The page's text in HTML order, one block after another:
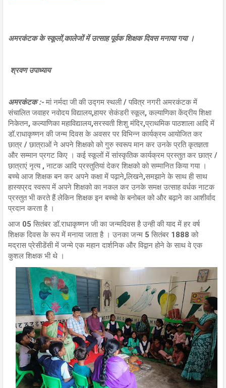
अमरकंटक के स्कूलों,कालेजों में उत्साह पूर्वक शिक्षक दिवस मनाया गया ।
श्रवण उपाध्याय
अमरकंटक :- मां नर्मदा जी की उद्गम स्थली / पवित्र नगरी अमरकंटक में
संचालित जवाहर नवोदय विद्यालय,हायर सेकंडरी स्कूल, कल्याणिका केंद्रीय शिक्षा
निकेतन, कल्याणिका महाविद्यालय,सरस्वती शिशु मंदिर,प्राथमिक पाठशाला आदि में
डॉ.राधाकृष्णन की जन्म दिवस के अवसर पर विभिन्न कार्यक्रम आयोजित कर
छात्र / छात्राओं ने अपने शिक्षको को गुरु स्वरूप मान कर उनके प्रति कृतज्ञता
और सम्मान प्रगट किए । कई स्कूलों में सांस्कृतिक कार्यक्रम प्रस्तुत कर छात्र /
छात्राएं नृत्य , नाटक आदि प्रस्तुतियां देकर शिक्षको को सम्मानित किया गया ।
बच्चे आज शिक्षक बन कर अपने कक्षा में पढ़ाने,लिखने,समझाने के साथ ही साथ
हास्यप्रद स्वरूप में अपने शिक्षको का नकल कर उनके समक्ष उत्साह वर्धक नाटक
प्रस्तुत भी करते हैं लेकिन शिक्षक इन बच्चो के बनोबल को और बढ़ाने का आशीर्वाद
प्रदान करता है ।
आज 05 सितंबर डॉ.राधाकृष्णन जी का जन्मदिवस है उन्ही की याद में हर वर्ष
शिक्षक दिवस के रूप में मनाया जाता है । उनका जन्म 5 सितंबर 1888 को
मद्रास प्रेसीडेंसी में जन्मे एक महान दार्शनिक और विद्वान होने के साथ वे एक
कुशल शिक्षक भी थे ।